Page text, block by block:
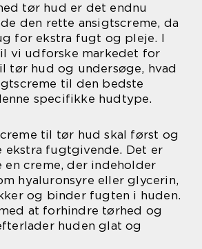
tør hud er det endnu
den rette ansigtscreme, da
for ekstra fugt og pleje. I
vi udforske markedet for
tør hud og undersøge, hvad
til den bedste
specifikke hudtype.
til tør hud skal først og
ekstra fugtgivende. Det er
creme, der indeholder
hyaluronsyre eller glycerin,
og binder fugten i huden.
at forhindre tørhed og
huden glat og